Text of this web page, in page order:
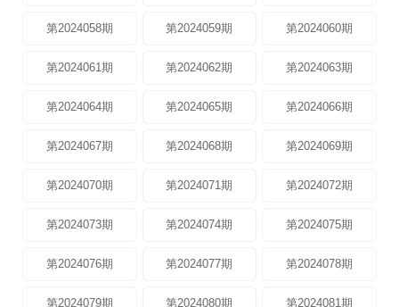
第2024058期 第2024059期 第2024060期
第2024061期 第2024062期 第2024063期
第2024064期 第2024065期 第2024066期
第2024067期 第2024068期 第2024069期
第2024070期 第2024071期 第2024072期
第2024073期 第2024074期 第2024075期
第2024076期 第2024077期 第2024078期
第2024079期 第2024080期 第2024081期